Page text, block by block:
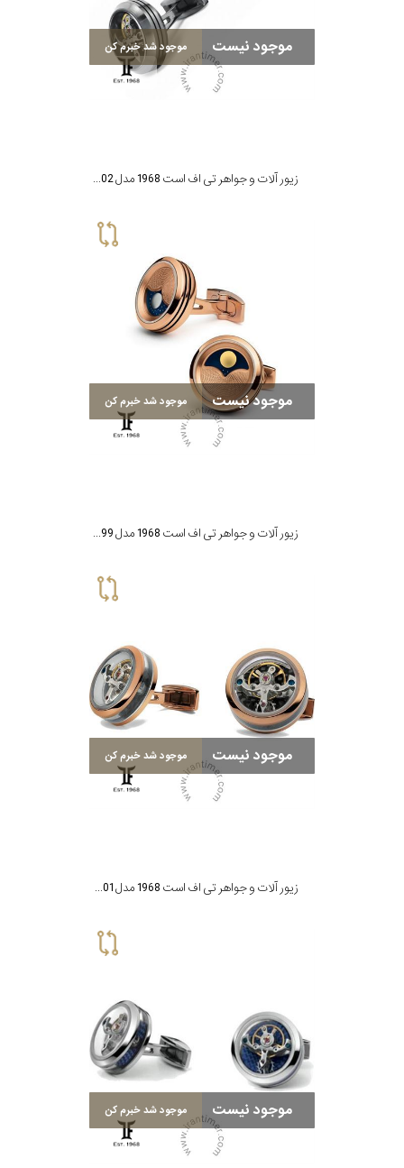
موجود نیست موجود شد خبرم کن
زیور آلات و جواهر تی اف است 1968 مدل CT-SM02
موجود نیست موجود شد خبرم کن
زیور آلات و جواهر تی اف است 1968 مدل CP-PR99
موجود نیست موجود شد خبرم کن
زیور آلات و جواهر تی اف است 1968 مدل CTO-PR01
موجود نیست موجود شد خبرم کن